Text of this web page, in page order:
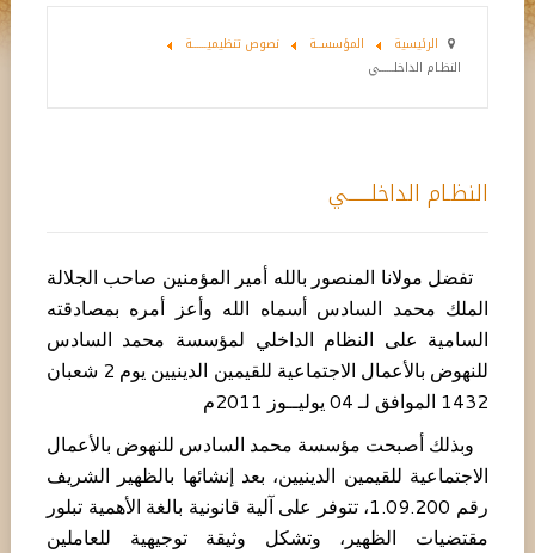
الرئيسية المؤسســة
نصوص تنظيميــــــة
النظـام الداخلــــــي
النظـام الداخلــــــي
تفضل مولانا المنصور بالله أمير المؤمنين صاحب الجلالة
الملك محمد السادس أسماه الله وأعز أمره بمصادقته
السامية على النظام الداخلي لمؤسسة محمد السادس
للنهوض بالأعمال الاجتماعية للقيمين الدينيين يوم 2 شعبان
1432 الموافق لـ 04 يوليــوز 2011م
وبذلك أصبحت مؤسسة محمد السادس للنهوض بالأعمال
الاجتماعية للقيمين الدينيين، بعد إنشائها بالظهير الشريف
رقم 1.09.200، تتوفر على آلية قانونية بالغة الأهمية تبلور
مقتضيات الظهير، وتشكل وثيقة توجيهية للعاملين